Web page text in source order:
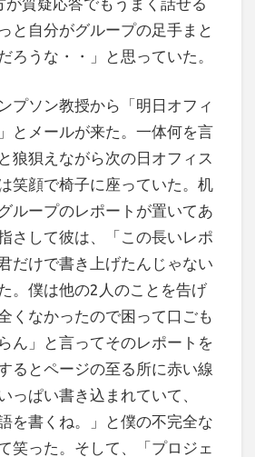
と自分がグループの足手まと
ろうな・・」と思っていた。
プソン教授から「明日オフィ
とメールが来た。一体何を言
狼狽えながら次の日オフィス
笑顔で椅子に座っていた。机
ループのレポートが置いてあ
さして彼は、「この長いレポ
だけで書き上げたんじゃない
。僕は他の2人のことを告げ
くなかったので困って口ごも
ん」と言ってそのレポートを
るとページの至る所に赤い線
っぱい書き込まれていて、
を書くね。」と僕の不完全な
笑った。そして、「プロジェ